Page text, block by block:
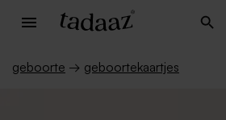
geboorte → geboortekaartjes